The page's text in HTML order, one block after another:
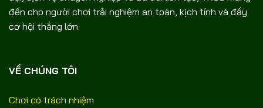
đến cho người chơi trải nghiệm an toàn, kịch tính và đầy
cơ hội thắng lớn.
VỀ CHÚNG TÔI
Chơi có trách nhiệm